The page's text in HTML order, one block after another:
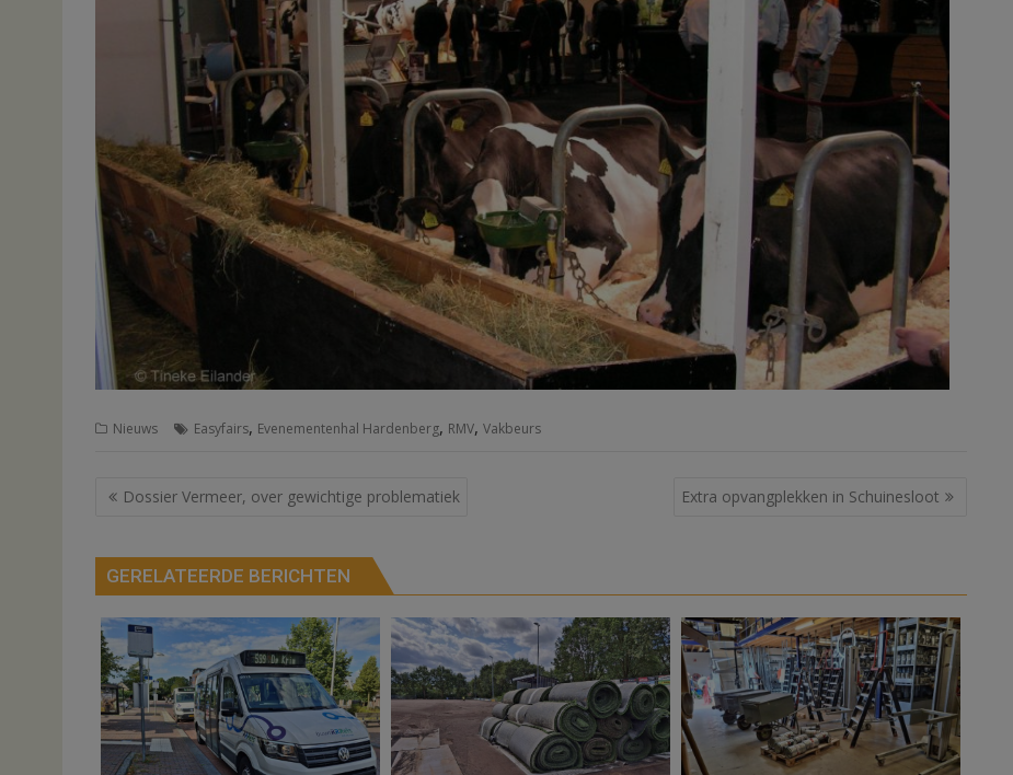
Nieuws Easyfairs, Evenementenhal Hardenberg, RMV, Vakbeurs
Bericht
Dossier Vermeer, over gewichtige problematiek Extra opvangplekken in Schuinesloot
GERELATEERDE BERICHTEN